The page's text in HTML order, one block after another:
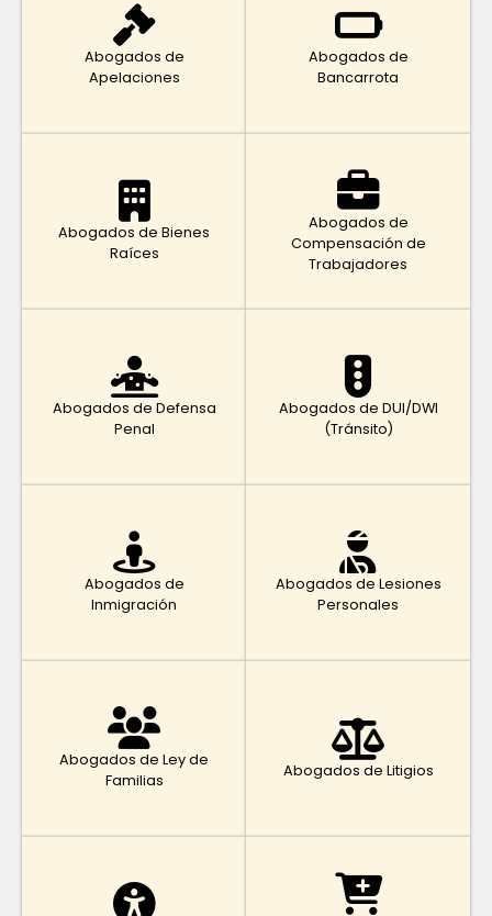
Abogados de
Apelaciones
Abogados de
Bancarrota
Abogados de Bienes
Raíces
Abogados de
Compensación de
Trabajadores
Abogados de Defensa
Penal
Abogados de DUI/DWI
(Tránsito)
Abogados de
Inmigración
Abogados de Lesiones
Personales
Abogados de Ley de
Familias
Abogados de Litigios